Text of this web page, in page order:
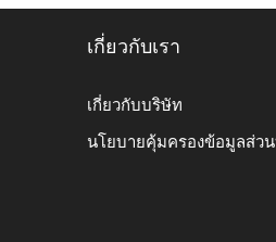
เกี่ยวกับเรา
เกี่ยวกับบริษัท
นโยบายคุ้มครองข้อมูลส่ว